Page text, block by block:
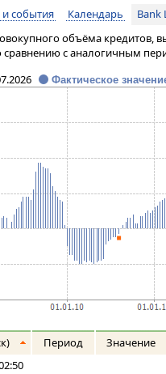
и события Календарь
Bank
объёма
с аналогичным
Фактическое
Период
Значение